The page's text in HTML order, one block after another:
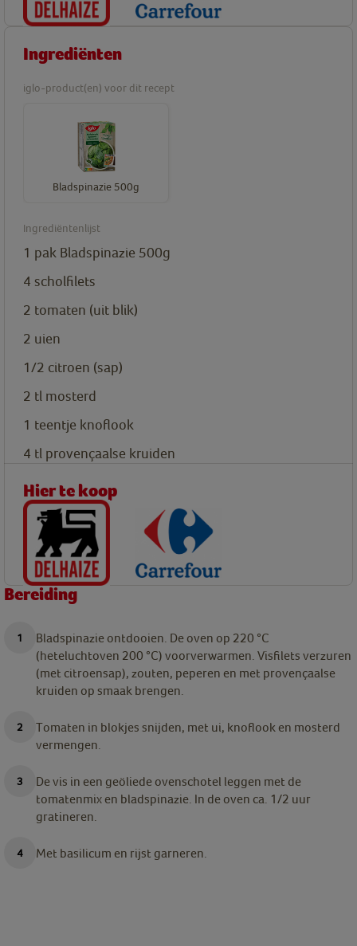
Ingrediënten
iglo-product(en) voor dit recept
Bladspinazie 500g
Ingrediëntenlijst
1 pak Bladspinazie 500g
4 scholfilets
2 tomaten (uit blik)
2 uien
1/2 citroen (sap)
2 tl mosterd
1 teentje knoflook
4 tl provençaalse kruiden
Hier te koop
Bereiding
Bladspinazie ontdooien. De oven op 220 °C
(heteluchtoven 200 °C) voorverwarmen. Visfilets verzuren
(met citroensap), zouten, peperen en met provençaalse
kruiden op smaak brengen.
Tomaten in blokjes snijden, met ui, knoflook en mosterd
vermengen.
De vis in een geöliede ovenschotel leggen met de
tomatenmix en bladspinazie. In de oven ca. 1/2 uur
gratineren.
Met basilicum en rijst garneren.